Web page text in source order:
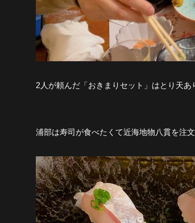
2人が頼んだ「おきまりセット」はとり天
浦部は寿司が食べたくて近海地物八貫を注